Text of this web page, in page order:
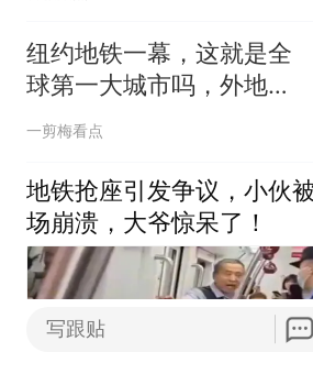
纽约地铁一幕，这就是全
球第一大城市吗，外地人
看到惊呆了
一剪梅看点
地铁抢座引发争议，小伙
场崩溃，大爷惊呆了！
写跟贴